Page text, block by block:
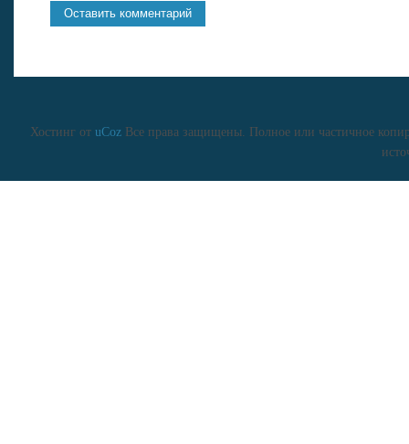
Хостинг от uCozВсе права защищены. Полное или частичное